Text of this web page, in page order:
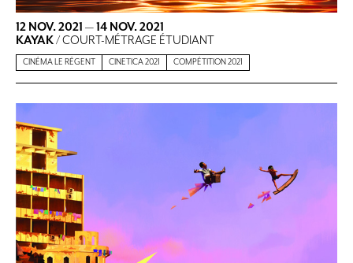
12 NOV. 2021 —14 NOV. 2021
KAYAK/ COURT-MÉTRAGE ÉTUDIANT
CINÉMA LE RÉGENT CINETICA 2021 COMPÉTITION 2021